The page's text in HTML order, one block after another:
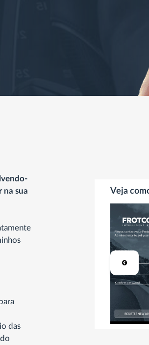
na sua
das
Veja